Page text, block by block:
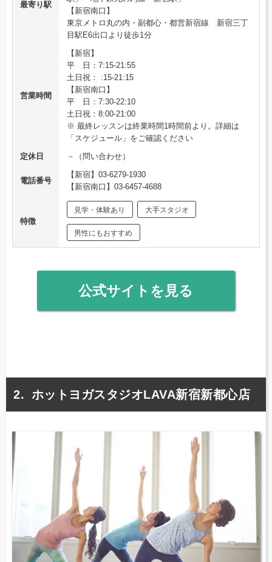
最寄り駅
【新宿南口】
東京メトロ丸の内・副都心・都営新宿線 新宿三丁
目駅E6出口より徒歩1分
営業時間
【新宿】
平 日：7:15-21:55
土日祝： :15-21:15
【新宿南口】
平 日：7:30-22:10
土日祝：8:00-21:00
※ 最終レッスンは終業時間1時間前より。詳細は
「スケジュール」をご確認ください
定休日
－（問い合わせ）
電話番号
【新宿】03-6279-1930
【新宿南口】03-6457-4688
特徴
見学・体験あり 大手スタジオ
男性にもおすすめ
公式サイトを見る
ホットヨガスタジオLAVA新宿新都心店